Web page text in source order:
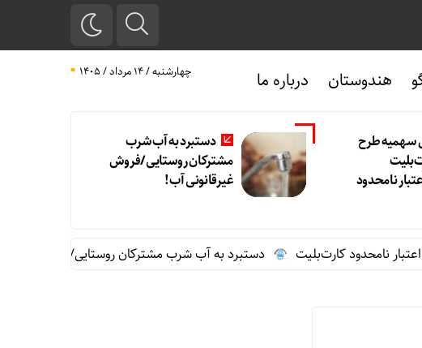
هندوستان درباره ما چهارشنبه / ۱۴ مرداد / ۱۴۰۵
طرح
نامحدود
دستبرد به آب شرب
مشترکان روستایی/فروش
غیرقانونی آب!
نامحدود کارت‌بلیت دستبرد به آب شرب مشترکان روستایی/فروش